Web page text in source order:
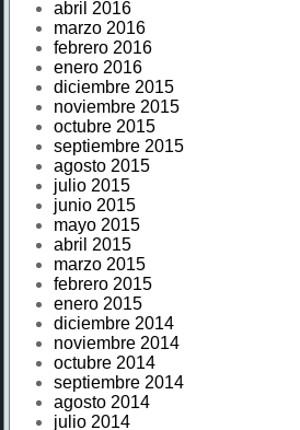
abril 2016
marzo 2016
febrero 2016
enero 2016
diciembre 2015
noviembre 2015
octubre 2015
septiembre 2015
agosto 2015
julio 2015
junio 2015
mayo 2015
abril 2015
marzo 2015
febrero 2015
enero 2015
diciembre 2014
noviembre 2014
octubre 2014
septiembre 2014
agosto 2014
julio 2014